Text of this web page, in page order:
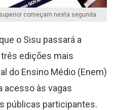
começam nesta segunda
o Sisu passará a
edições mais
do Ensino Médio (Enem)
acesso às vagas
públicas participantes.